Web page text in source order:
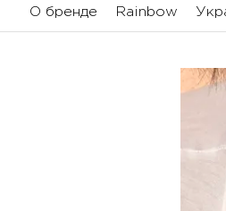
О бренде Rainbow